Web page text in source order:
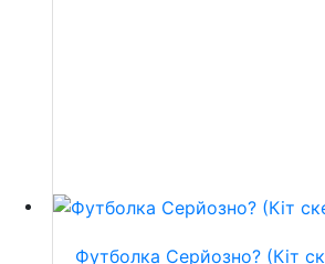
Футболка Серйозно? (Кіт